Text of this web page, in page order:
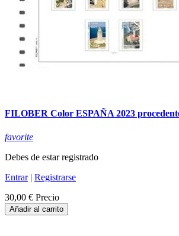
FILOBER Color ESPAÑA 2023
favorite
Debes de estar registrado
Entrar| Registrarse
30,00 € Precio
Añadir al carrito